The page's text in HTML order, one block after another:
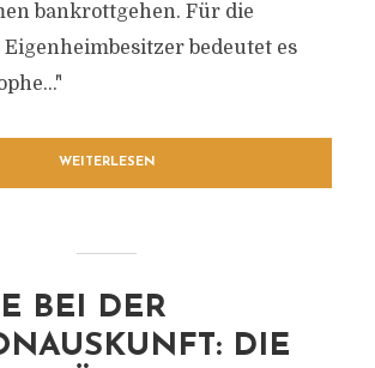
bankrottgehen. Für die
bedeutet es
WEITERLESEN
BEI DER
DIE